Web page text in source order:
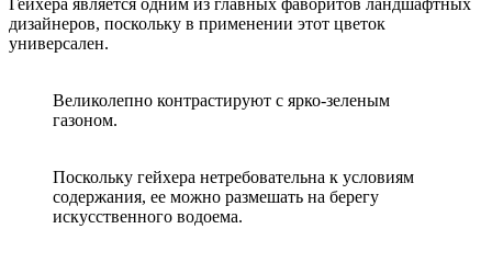
Гейхера является одним из главных фаворитов ландшафтных
дизайнеров, поскольку в применении этот цветок
универсален.
Великолепно контрастируют с ярко-зеленым
газоном.
Поскольку гейхера нетребовательна к условиям
содержания, ее можно размешать на берегу
искусственного водоема.